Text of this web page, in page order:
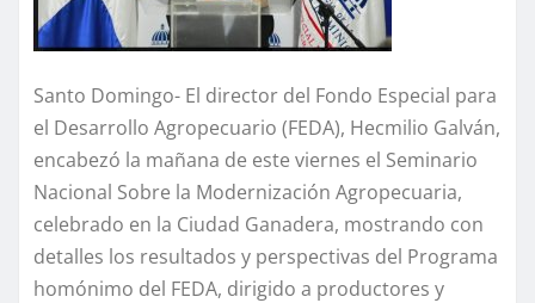
Santo Domingo- El director del Fondo Especial para
el Desarrollo Agropecuario (FEDA), Hecmilio Galván,
encabezó la mañana de este viernes el Seminario
Nacional Sobre la Modernización Agropecuaria,
celebrado en la Ciudad Ganadera, mostrando con
detalles los resultados y perspectivas del Programa
homónimo del FEDA, dirigido a productores y